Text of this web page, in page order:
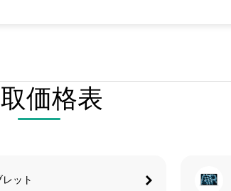
価格表
レット